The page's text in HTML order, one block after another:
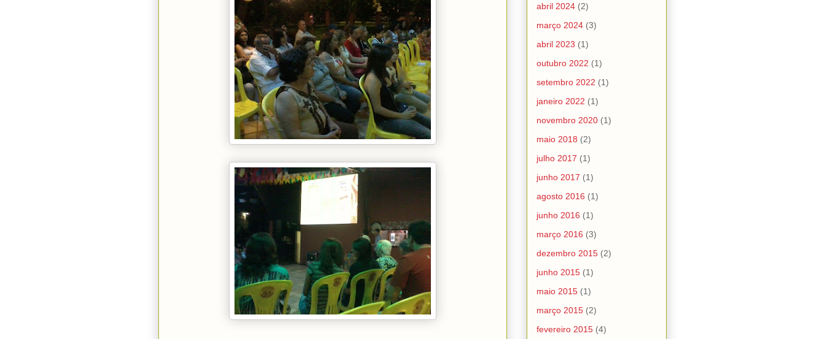
abril 2024 (2)
março 2024 (3)
abril 2023 (1)
outubro 2022 (1)
setembro 2022 (1)
janeiro 2022 (1)
novembro 2020 (1)
maio 2018 (2)
julho 2017 (1)
junho 2017 (1)
agosto 2016 (1)
junho 2016 (1)
março 2016 (3)
dezembro 2015 (2)
junho 2015 (1)
maio 2015 (1)
março 2015 (2)
fevereiro 2015 (4)